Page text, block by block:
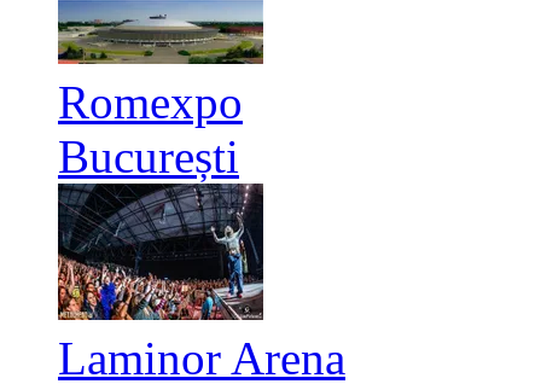
Romexpo
București
Laminor Arena